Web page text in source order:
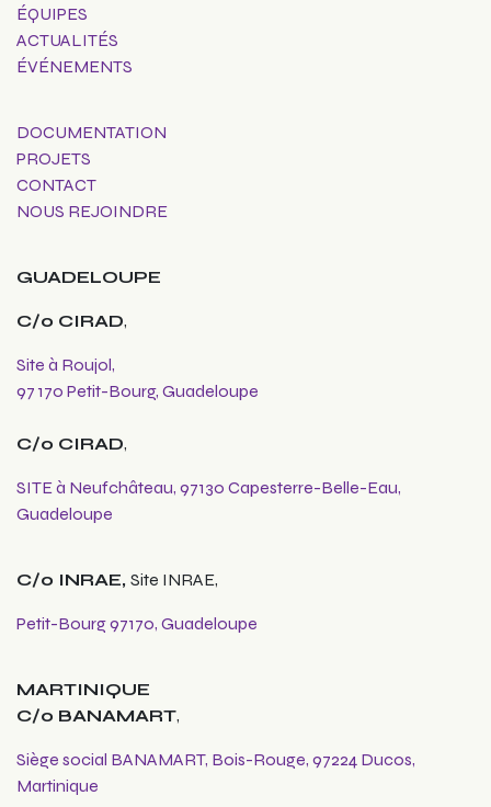
C/o INRAE, Site INRAE,
Petit-Bourg 97170, Guadeloupe
ÉQUIPES
ACTUALITÉS
ÉVÉNEMENTS
DOCUMENTATION
PROJETS
CONTACT
NOUS REJOINDRE
GUADELOUPE
C/o CIRAD,
Site à Roujol,
97 170 Petit-Bourg, Guadeloupe
C/o CIRAD,
SITE à Neufchâteau, 97130 Capesterre-Belle-Eau,
Guadeloupe
MARTINIQUE
C/o BANAMART,
Siège social BANAMART, Bois-Rouge, 97224 Ducos,
Martinique